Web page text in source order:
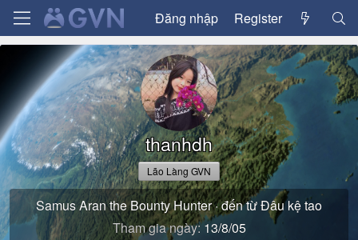
Đăng nhập Register
thanhdh
Lão Làng GVN
Samus Aran the Bounty Hunter·đến từĐâu kệ tao
Tham gia ngày 13/8/05